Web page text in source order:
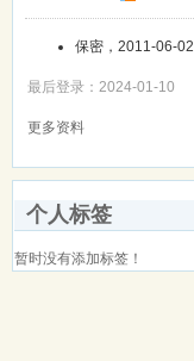
保密，2011-06-02
最后登录：2024-01-10
更多资料
个人标签
暂时没有添加标签！